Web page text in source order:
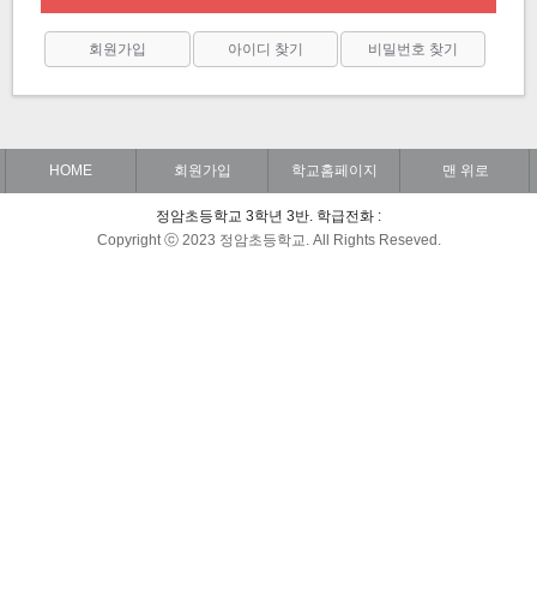
회원가입 아이디 찾기 비밀번호 찾기
HOME 회원가입 학교홈페이지 맨 위로
정암초등학교 3학년 3반. 학급전화 :
Copyright ⓒ 2023 정암초등학교. All Rights Reseved.